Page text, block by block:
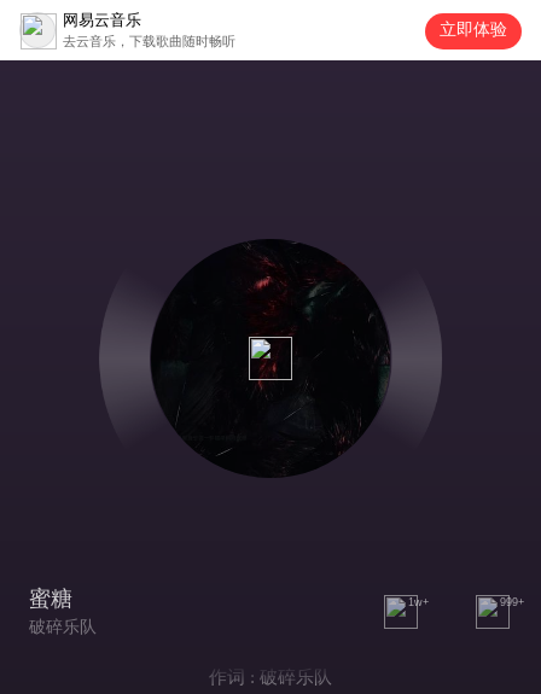
网易云音乐
去云音乐，下载歌曲随时畅听
立即体验
蜜糖
破碎乐队
1w+ 999+
作词 : 破碎乐队